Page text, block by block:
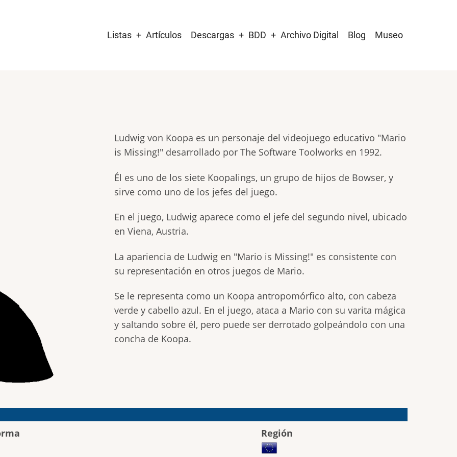
navigation
Listas Artículos Descargas BDD Archivo Digital Blog Museo
Ludwig von Koopa es un personaje del videojuego educativo "Mario
is Missing!" desarrollado por The Software Toolworks en 1992.
Él es uno de los siete Koopalings, un grupo de hijos de Bowser, y
sirve como uno de los jefes del juego.
En el juego, Ludwig aparece como el jefe del segundo nivel, ubicado
en Viena, Austria.
La apariencia de Ludwig en "Mario is Missing!" es consistente con
su representación en otros juegos de Mario.
Se le representa como un Koopa antropomórfico alto, con cabeza
verde y cabello azul. En el juego, ataca a Mario con su varita mágica
y saltando sobre él, pero puede ser derrotado golpeándolo con una
concha de Koopa.
Región